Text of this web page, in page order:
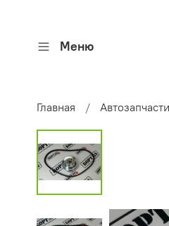
Меню
Главная Автозапчасти